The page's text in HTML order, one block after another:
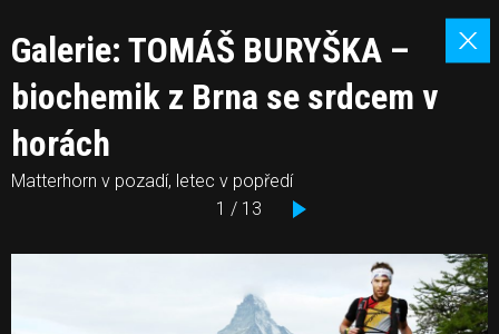
Galerie: TOMÁŠ BURYŠKA –
biochemik z Brna se srdcem v
horách
Matterhorn v pozadí, letec v popředí
1 / 13